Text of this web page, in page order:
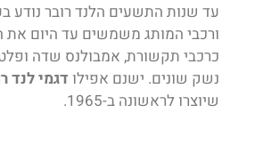
עד שנות התשעים הלנד רובר נודע
ורכבי המותג משמשים עד היום את
כרכבי תקשורת, אמבולנס שדה
נשק שונים. ישנם אפילו דגמי לנד
שיוצרו לראשונה ב-1965.